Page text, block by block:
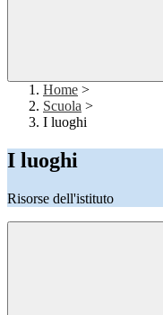
Home >
Scuola >
I luoghi
I luoghi
Risorse dell'istituto